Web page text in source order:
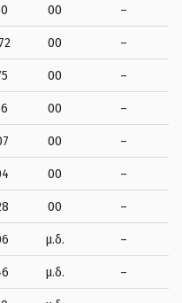
00 –
00 –
00 –
00 –
00 –
00 –
00 –
μ.δ. –
μ.δ. –